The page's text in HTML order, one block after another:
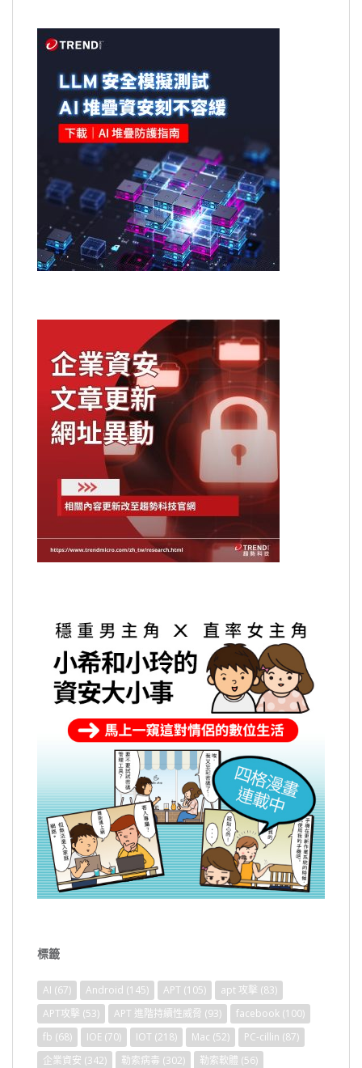
別
標籤
AI (67) Android (145) APT (105) apt 攻擊 (83)
APT攻擊 (53) APT 進階持續性威脅 (93) facebook (100)
fb (68) IOE (70) IOT (218) Mac (52) PC-cillin (87)
企業資安 (342) 勒索病毒 (302) 勒索軟體 (56)